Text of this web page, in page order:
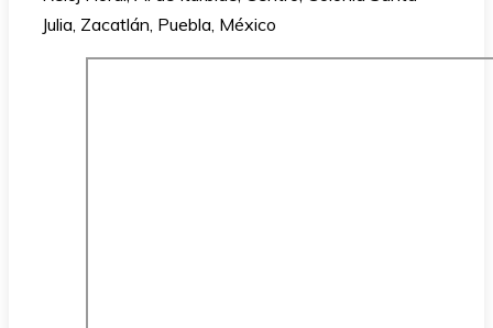
Julia, Zacatlán, Puebla, México